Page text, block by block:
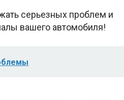
серьезных проблем и
вашего автомобиля!